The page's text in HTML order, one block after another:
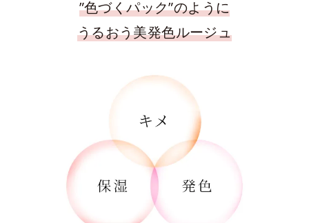
”色づくパック”のように
うるおう美発色ルージュ